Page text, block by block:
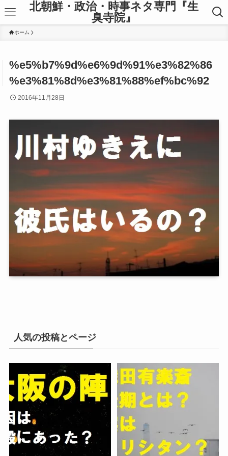
北朝鮮・政治・時事ネタ専門『生
臭寺院』
ホーム
%e5%b7%9d%e6%9d%91%e3%82%86
%e3%81%8d%e3%81%88%ef%bc%92
2016年11月28日
人気の投稿とページ